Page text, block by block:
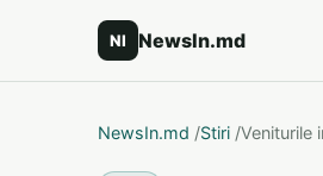
NI NewsIn.md
NewsIn.md /Stiri /Veniturile